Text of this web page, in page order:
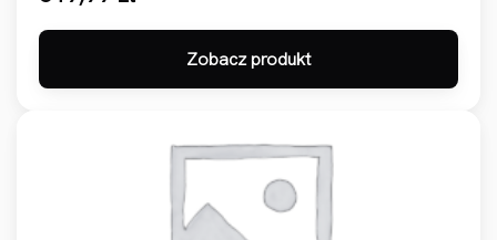
Zobacz produkt